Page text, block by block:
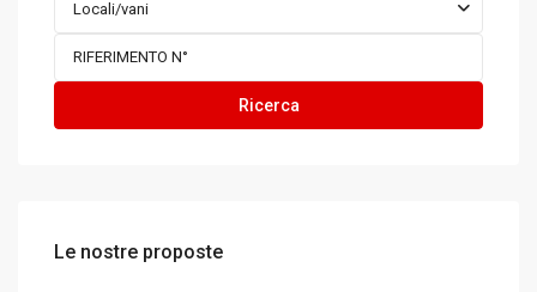
Locali/vani
Ricerca
Le nostre proposte